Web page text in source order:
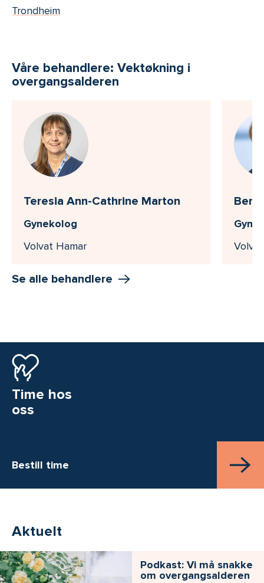
Trondheim
Våre behandlere: Vektøkning i
overgangsalderen
Teresia Ann-Cathrine Marton
Gynekolog
Volvat Hamar
Berit
Se alle behandlere
Time hos
oss
Bestill time
Aktuelt
Podkast: Vi må snakke
om overgangsalderen